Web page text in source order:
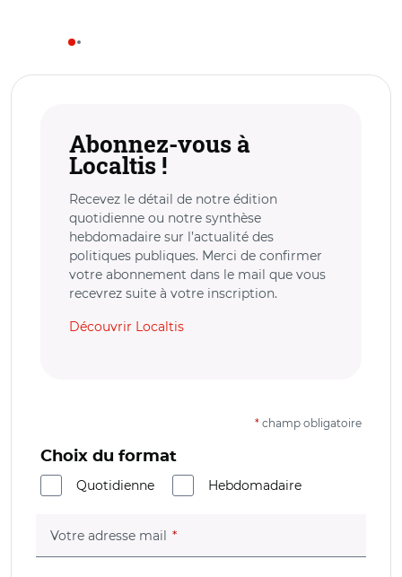
Abonnez-vous à
Localtis !
Recevez le détail de notre édition
quotidienne ou notre synthèse
hebdomadaire sur l’actualité des
politiques publiques. Merci de confirmer
votre abonnement dans le mail que vous
recevrez suite à votre inscription.
Découvrir Localtis
* champ obligatoire
Choix du format
Quotidienne
Hebdomadaire
Votre adresse mail (champ obligatoire)